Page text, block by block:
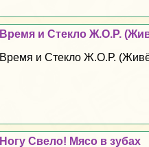
Время и Стекло Ж.О.Р.
Время и Стекло Ж.О.Р.
Ногу Свело! Мясо в зубах